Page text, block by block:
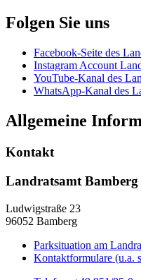
Folgen Sie uns
Facebook-Seite des
Instagram Account
YouTube-Kanal des
WhatsApp-Kanal des
Allgemeine
Kontakt
Landratsamt Bamberg
Ludwigstraße 23
96052 Bamberg
Parksituation am
Kontaktformulare (u.a.